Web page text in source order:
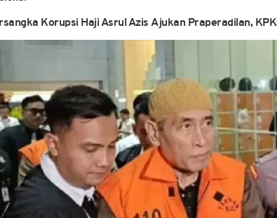
Korupsi Haji Asrul Azis Ajukan Praperadilan,